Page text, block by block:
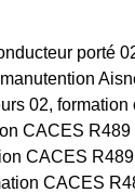
porté
02,
CACES
CACES
CACES